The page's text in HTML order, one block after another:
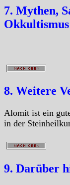
7. Mythen,
Okkultismus
8. Weitere
Alomit ist ein
in der
9. Darüber